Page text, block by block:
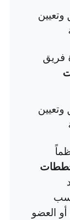
وتعيين
فريق
وتعيين
أو العضو